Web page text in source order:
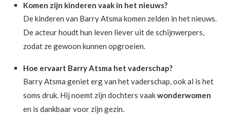
Komen zijn kinderen vaak in het nieuws?
De kinderen van Barry Atsma komen zelden in het nieuws.
De acteur houdt hun leven liever uit de schijnwerpers,
zodat ze gewoon kunnen opgroeien.
Hoe ervaart Barry Atsma het vaderschap?
Barry Atsma geniet erg van het vaderschap, ook al is het
soms druk. Hij noemt zijn dochters vaakwonderwomen
en is dankbaar voor zijn gezin.